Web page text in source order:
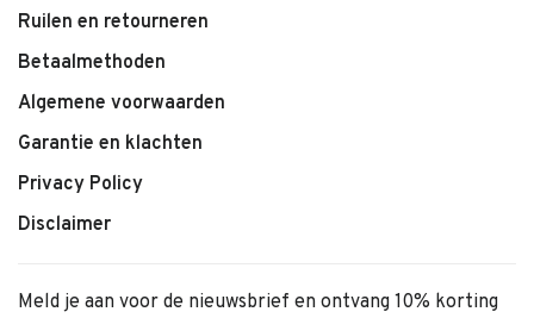
Ruilen en retourneren
Betaalmethoden
Algemene voorwaarden
Garantie en klachten
Privacy Policy
Disclaimer
Meld je aan voor de nieuwsbrief en ontvang 10% korting